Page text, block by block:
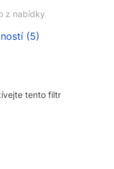
z nabídky
(5)
tento filtr